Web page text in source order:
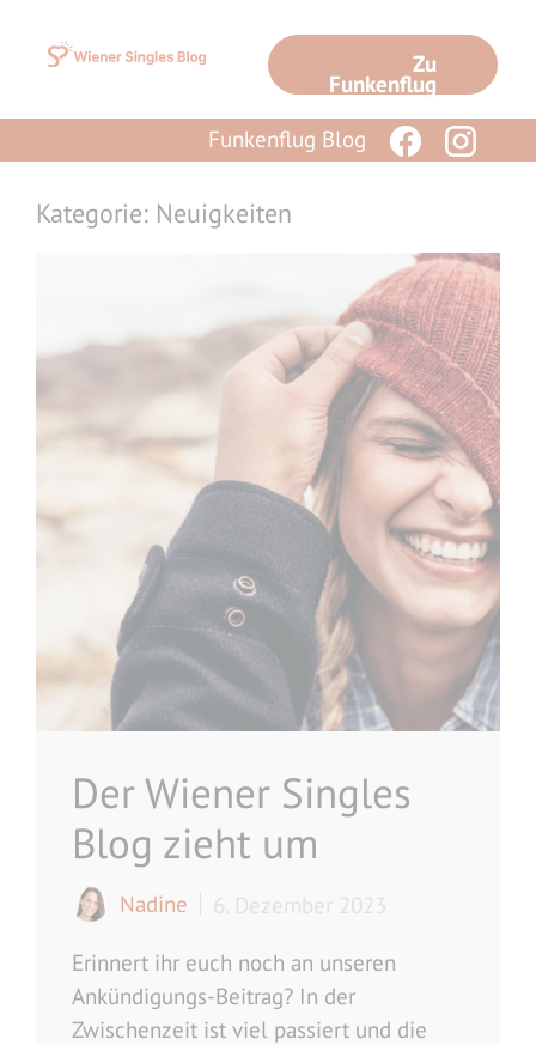
Inhalt
Zu
Funkenflug
Funkenflug Blog
Kategorie: Neuigkeiten
Der Wiener Singles
Blog zieht um
Nadine
6. Dezember 2023
Erinnert ihr euch noch an unseren
Ankündigungs-Beitrag? In der
Zwischenzeit ist viel passiert und die